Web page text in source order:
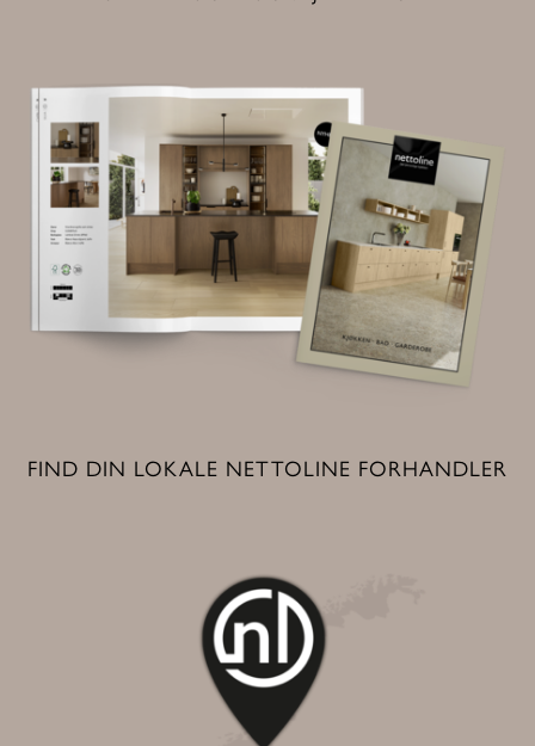
FIND DIN LOKALE NETTOLINE FORHANDLER